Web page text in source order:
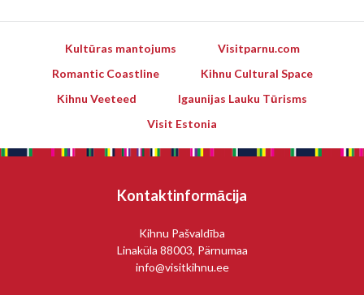
Kultūras mantojums
Visitparnu.com
Romantic Coastline
Kihnu Cultural Space
Kihnu Veeteed
Igaunijas Lauku Tūrisms
Visit Estonia
Kontaktinformācija
Kihnu Pašvaldība
Linaküla 88003, Pärnumaa
info@visitkihnu.ee